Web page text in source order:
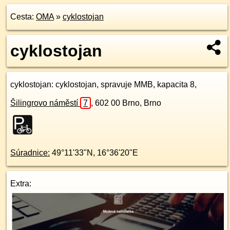
Cesta: OMA» cyklostojan
cyklostojan
cyklostojan: cyklostojan, spravuje MMB, kapacita 8,
Šilingrovo náměstí 7 , 602 00 Brno, Brno
Súradnice: 49°11'33"N , 16°36'20"E
Extra: